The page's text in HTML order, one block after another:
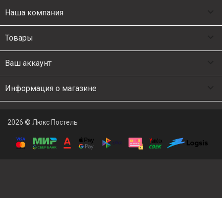
Наша компания
Товары
Ваш аккаунт
Информация о магазине
2026 © Люкс Постель